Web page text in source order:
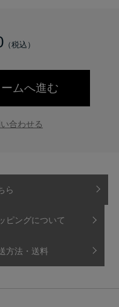
ムへ進む
合わせる
ら
ピングについて
方法・送料